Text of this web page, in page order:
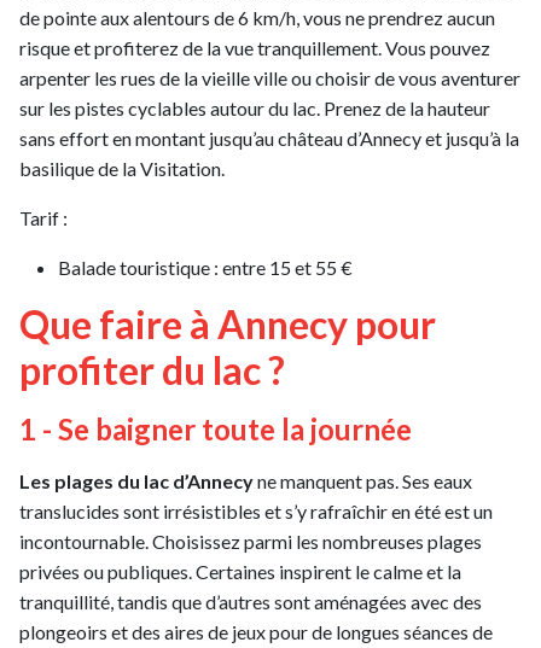
de pointe aux alentours de 6 km/h, vous ne prendrez aucun
risque et profiterez de la vue tranquillement. Vous pouvez
arpenter les rues de la vieille ville ou choisir de vous aventurer
sur les pistes cyclables autour du lac. Prenez de la hauteur
sans effort en montant jusqu’au château d’Annecy et jusqu’à la
basilique de la Visitation.
Tarif :
Balade touristique : entre 15 et 55 €
Que faire à Annecy pour
profiter du lac ?
1 - Se baigner toute la journée
Les plages du lac d’Annecyne manquent pas. Ses eaux
translucides sont irrésistibles et s’y rafraîchir en été est un
incontournable. Choisissez parmi les nombreuses plages
privées ou publiques. Certaines inspirent le calme et la
tranquillité, tandis que d’autres sont aménagées avec des
plongeoirs et des aires de jeux pour de longues séances de